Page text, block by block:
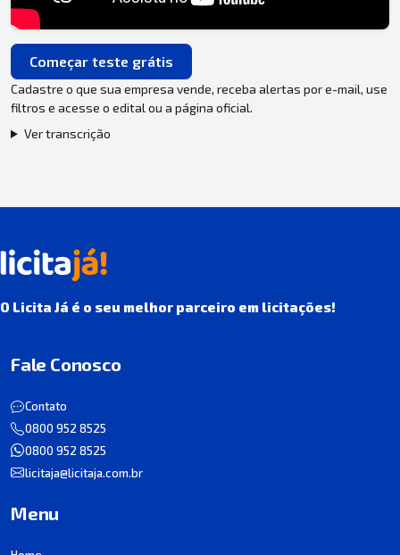
Começar teste grátis
Cadastre o que sua empresa vende, receba alertas por e-mail, use
filtros e acesse o edital ou a página oficial.
Ver transcrição
O Licita Já é o seu melhor parceiro em licitações!
Fale Conosco
Contato
0800 952 8525
0800 952 8525
licitaja@licitaja.com.br
Menu